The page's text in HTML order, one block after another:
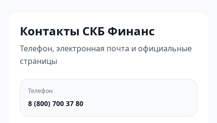
Контакты СКБ Финанс
Телефон, электронная почта и официальные
страницы
Телефон
8 (800) 700 37 80